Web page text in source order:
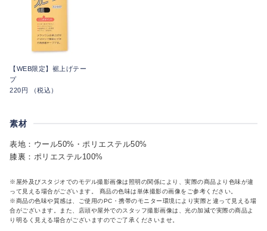
【WEB限定】裾上げテー
プ
220円 （税込）
素材
表地：ウール50%・ポリエステル50%
膝裏：ポリエステル100%
※屋外及びスタジオでのモデル撮影画像は照明の関係により、実際の商品より色味が違
って見える場合がございます。 商品の色味は単体撮影の画像をご参考ください。
※商品の色味や質感は、ご使用のPC・携帯のモニター環境により実際と違って見える場
合がございます。また、店頭や屋外でのスタッフ撮影画像は、光の加減で実際の商品よ
り明るく見える場合がございますのでご了承くださいませ。